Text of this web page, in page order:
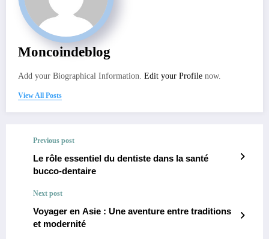
Moncoindeblog
Add your Biographical Information. Edit your Profile now.
View All Posts
Previous post
Le rôle essentiel du dentiste dans la santé
bucco-dentaire
Next post
Voyager en Asie : Une aventure entre traditions
et modernité